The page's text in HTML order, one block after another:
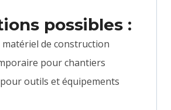
possibles :
matériel de construction
pour chantiers
outils et équipements